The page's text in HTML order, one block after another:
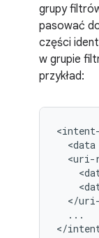
grupy
pasować
części
w grupie
przykład:
<data
...
</